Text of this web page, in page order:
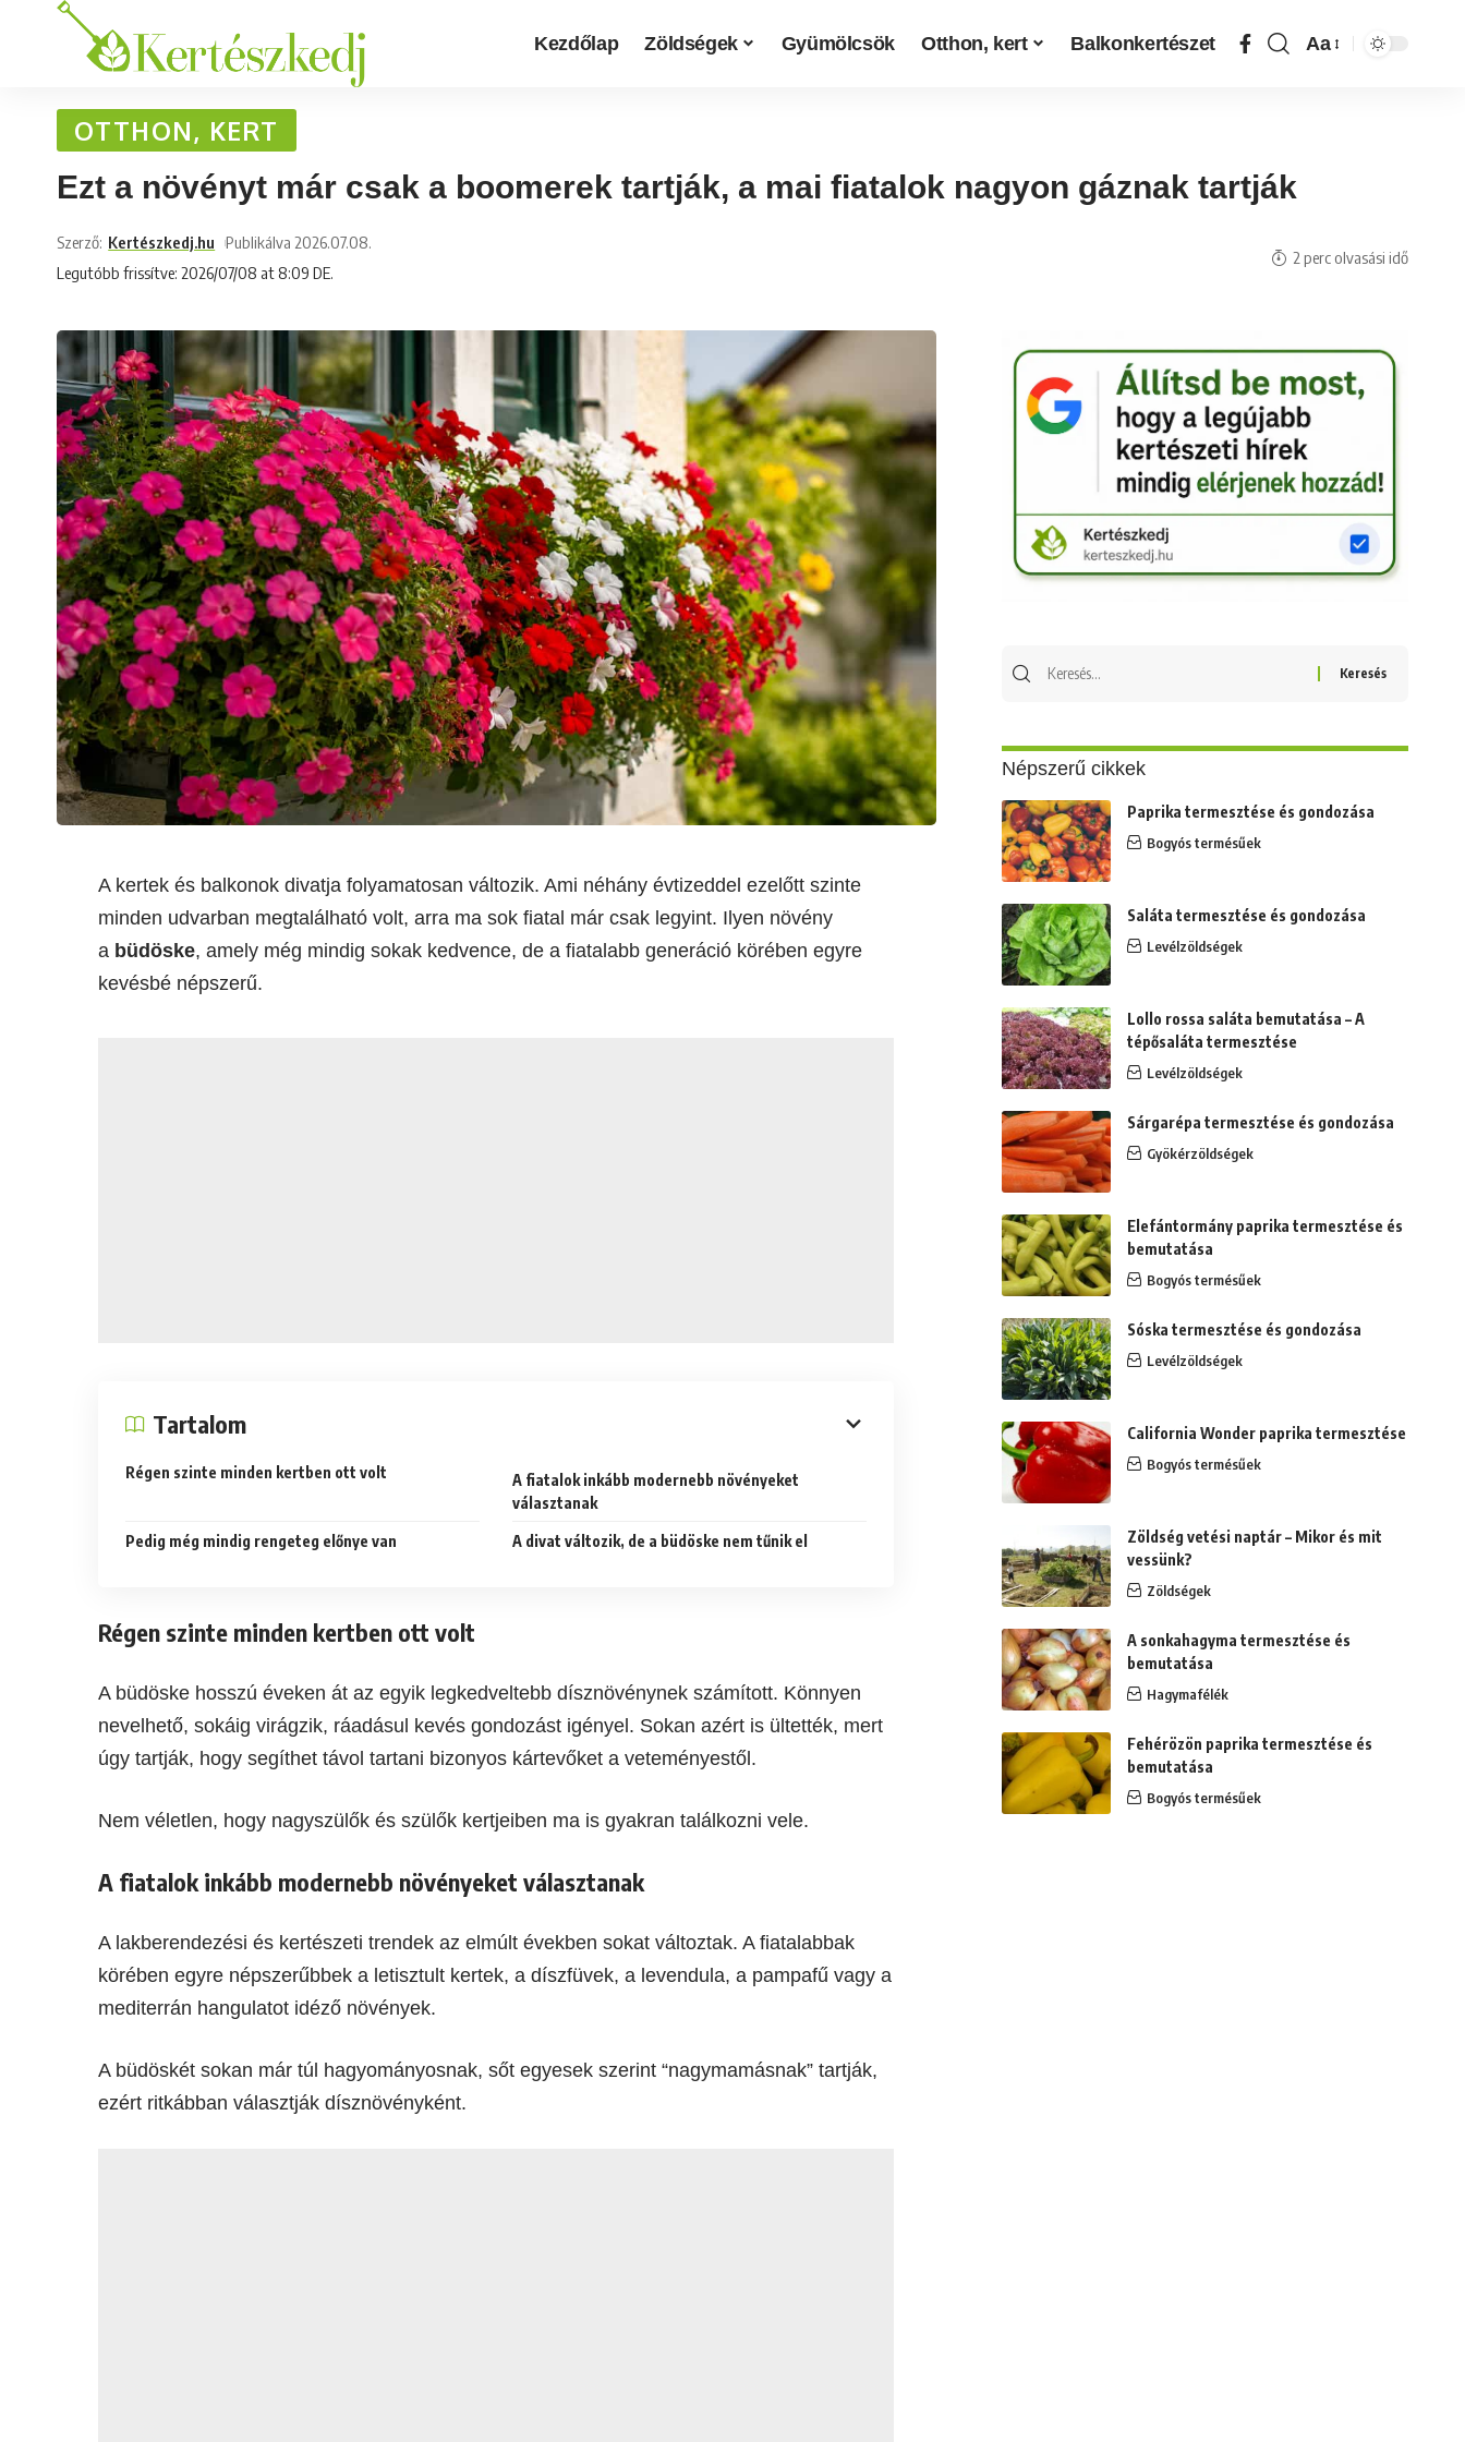
Kezdőlap Zöldségek Gyümölcsök Otthon, kert Balkonkertészet Aa
OTTHON, KERT
Ezt a növényt már csak a boomerek tartják, a mai fiatalok nagyon gáznak tartják
Legutóbb frissítve: 2026/07/08 at 8:09 DE.
Szerző: Kertészkedj.hu Publikálva 2026.07.08.
2 perc olvasási idő
A kertek és balkonok divatja folyamatosan változik. Ami néhány évtizeddel ezelőtt szinte
minden udvarban megtalálható volt, arra ma sok fiatal már csak legyint. Ilyen növény
a büdöske, amely még mindig sokak kedvence, de a fiatalabb generáció körében egyre
kevésbé népszerű.
Tartalom
Régen szinte minden kertben ott volt
A fiatalok inkább modernebb növényeket
választanak
Pedig még mindig rengeteg előnye van A divat változik, de a büdöske nem tűnik el
Régen szinte minden kertben ott volt
A büdöske hosszú éveken át az egyik legkedveltebb dísznövénynek számított. Könnyen
nevelhető, sokáig virágzik, ráadásul kevés gondozást igényel. Sokan azért is ültették, mert
úgy tartják, hogy segíthet távol tartani bizonyos kártevőket a veteményestől.
Nem véletlen, hogy nagyszülők és szülők kertjeiben ma is gyakran találkozni vele.
A fiatalok inkább modernebb növényeket választanak
A lakberendezési és kertészeti trendek az elmúlt években sokat változtak. A fiatalabbak
körében egyre népszerűbbek a letisztult kertek, a díszfüvek, a levendula, a pampafű vagy a
mediterrán hangulatot idéző növények.
A büdöskét sokan már túl hagyományosnak, sőt egyesek szerint “nagymamásnak” tartják,
ezért ritkábban választják dísznövényként.
Népszerű cikkek
Paprika termesztése és gondozása
Bogyós termésűek
Saláta termesztése és gondozása
Levélzöldségek
Lollo rossa saláta bemutatása – A
tépősaláta termesztése
Levélzöldségek
Sárgarépa termesztése és gondozása
Gyökérzöldségek
Elefántormány paprika termesztése és
bemutatása
Bogyós termésűek
Sóska termesztése és gondozása
Levélzöldségek
California Wonder paprika termesztése
Bogyós termésűek
Zöldség vetési naptár – Mikor és mit
vessünk?
Zöldségek
A sonkahagyma termesztése és
bemutatása
Hagymafélék
Fehérözön paprika termesztése és
bemutatása
Bogyós termésűek